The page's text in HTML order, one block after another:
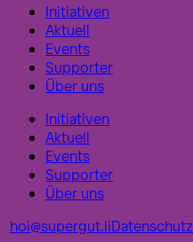
Initiativen
Aktuell
Events
Supporter
Über uns
Initiativen
Aktuell
Events
Supporter
Über uns
hoi@supergut.liDatenschutz